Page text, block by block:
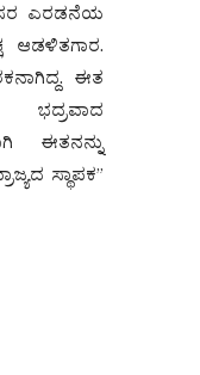
ಎರಡನೆಯ
ಆಡಳಿತಗಾರ.
ಈತ
ಭದ್ರವಾದ
ಈತನನ್ನು
ಸ್ಥಾಪಕ”